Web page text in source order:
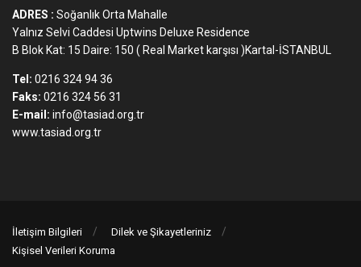
ADRES : Soğanlık Orta Mahalle
Yalnız Selvi Caddesi Uptwins Deluxe Residence
B Blok Kat: 15 Daire: 150 ( Real Market karşısı )Kartal-İSTANBUL
Tel: 0216 324 94 36
Faks: 0216 324 56 31
E-mail: info@tasiad.org.tr
www.tasiad.org.tr
İletişim Bilgileri
Dilek ve Şikayetleriniz
Kişisel Verileri Koruma